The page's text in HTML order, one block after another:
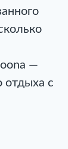
—
отдыха с